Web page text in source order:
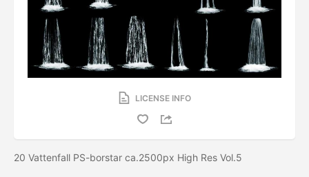
LICENSE INFO
20 Vattenfall PS-borstar ca.2500px High Res Vol.5